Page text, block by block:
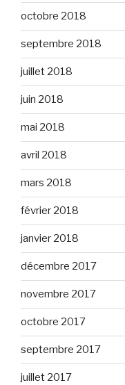
octobre 2018
septembre 2018
juillet 2018
juin 2018
mai 2018
avril 2018
mars 2018
février 2018
janvier 2018
décembre 2017
novembre 2017
octobre 2017
septembre 2017
juillet 2017